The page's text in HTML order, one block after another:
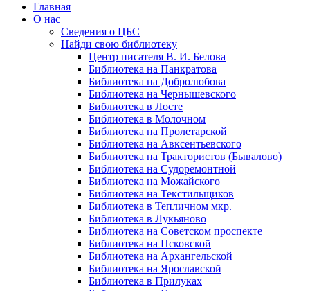
Главная
О нас
Сведения о ЦБС
Найди свою библиотеку
Центр писателя В. И. Белова
Библиотека на Панкратова
Библиотека на Добролюбова
Библиотека на Чернышевского
Библиотека в Лосте
Библиотека в Молочном
Библиотека на Пролетарской
Библиотека на Авксентьевского
Библиотека на Трактористов (Бывалово)
Библиотека на Судоремонтной
Библиотека на Можайского
Библиотека на Текстильщиков
Библиотека в Тепличном мкр.
Библиотека в Лукьяново
Библиотека на Советском проспекте
Библиотека на Псковской
Библиотека на Архангельской
Библиотека на Ярославской
Библиотека в Прилуках